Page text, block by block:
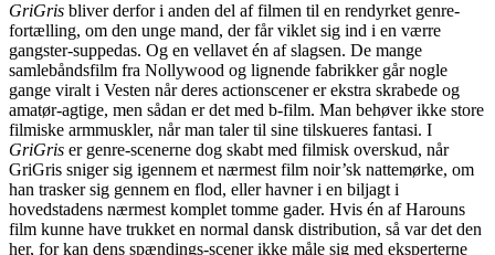
GriGris bliver derfor i anden del af filmen til en rendyrket genre-
fortælling, om den unge mand, der får viklet sig ind i en værre
gangster-suppedas. Og en vellavet én af slagsen. De mange
samlebåndsfilm fra Nollywood og lignende fabrikker går nogle
gange viralt i Vesten når deres actionscener er ekstra skrabede og
amatør-agtige, men sådan er det med b-film. Man behøver ikke store
filmiske armmuskler, når man taler til sine tilskueres fantasi. I
GriGris er genre-scenerne dog skabt med filmisk overskud, når
GriGris sniger sig igennem et nærmest film noir’sk nattemørke, om
han trasker sig gennem en flod, eller havner i en biljagt i
hovedstadens nærmest komplet tomme gader. Hvis én af Harouns
film kunne have trukket en normal dansk distribution, så var det den
her, for kan dens spændings-scener ikke måle sig med eksperterne